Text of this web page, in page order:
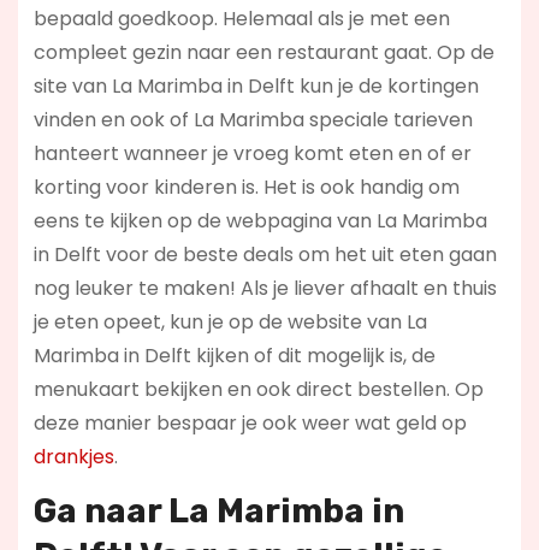
bepaald goedkoop. Helemaal als je met een
compleet gezin naar een restaurant gaat. Op de
site van La Marimba in Delft kun je de kortingen
vinden en ook of La Marimba speciale tarieven
hanteert wanneer je vroeg komt eten en of er
korting voor kinderen is. Het is ook handig om
eens te kijken op de webpagina van La Marimba
in Delft voor de beste deals om het uit eten gaan
nog leuker te maken! Als je liever afhaalt en thuis
je eten opeet, kun je op de website van La
Marimba in Delft kijken of dit mogelijk is, de
menukaart bekijken en ook direct bestellen. Op
deze manier bespaar je ook weer wat geld op
drankjes.
Ga naar La Marimba in